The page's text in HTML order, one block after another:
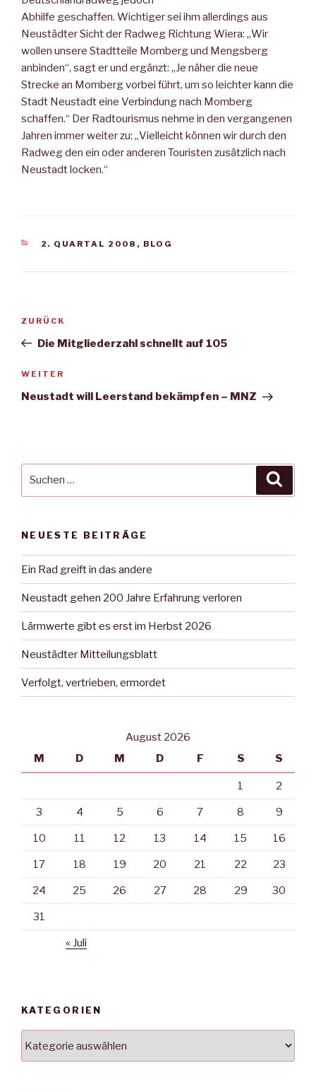
Abhilfe geschaffen. Wichtiger sei ihm allerdings aus
Neustädter Sicht der Radweg Richtung Wiera: „Wir
wollen unsere Stadtteile Momberg und Mengsberg
anbinden“, sagt er und ergänzt: „Je näher die neue
Strecke an Momberg vorbei führt, um so leichter kann die
Stadt Neustadt eine Verbindung nach Momberg
schaffen.“ Der Radtourismus nehme in den vergangenen
Jahren immer weiter zu: „Vielleicht können wir durch den
Radweg den ein oder anderen Touristen zusätzlich nach
Neustadt locken.“
KATEGORIEN
2. QUARTAL 2008 , BLOG
Beitragsnavigation
Vorheriger
Beitrag
ZURÜCK
Die Mitgliederzahl schnellt auf 105
Nächster
Beitrag
WEITER
Neustadt will Leerstand bekämpfen – MNZ
NEUESTE BEITRÄGE
Ein Rad greift in das andere
Neustadt gehen 200 Jahre Erfahrung verloren
Lärmwerte gibt es erst im Herbst 2026
Neustädter Mitteilungsblatt
Verfolgt, vertrieben, ermordet
August 2026
M
D M D F S S
1 2
3 4 5 6 7 8 9
10 11 12 13 14 15 16
17 18 19 20 21 22 23
24 25 26 27 28 29 30
31
« Juli
KATEGORIEN